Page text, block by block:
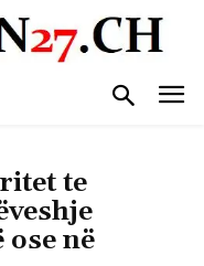
te
ose në